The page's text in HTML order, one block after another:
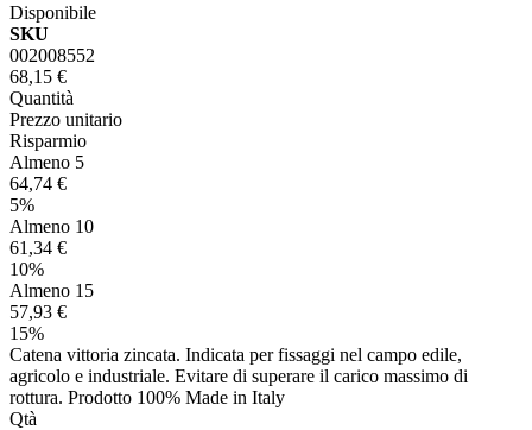
Disponibile
SKU
002008552
68,15 €
Quantità
Prezzo unitario
Risparmio
Almeno 5
64,74 €
5%
Almeno 10
61,34 €
10%
Almeno 15
57,93 €
15%
Catena vittoria zincata. Indicata per fissaggi nel campo edile,
agricolo e industriale. Evitare di superare il carico massimo di
rottura. Prodotto 100% Made in Italy
Qtà